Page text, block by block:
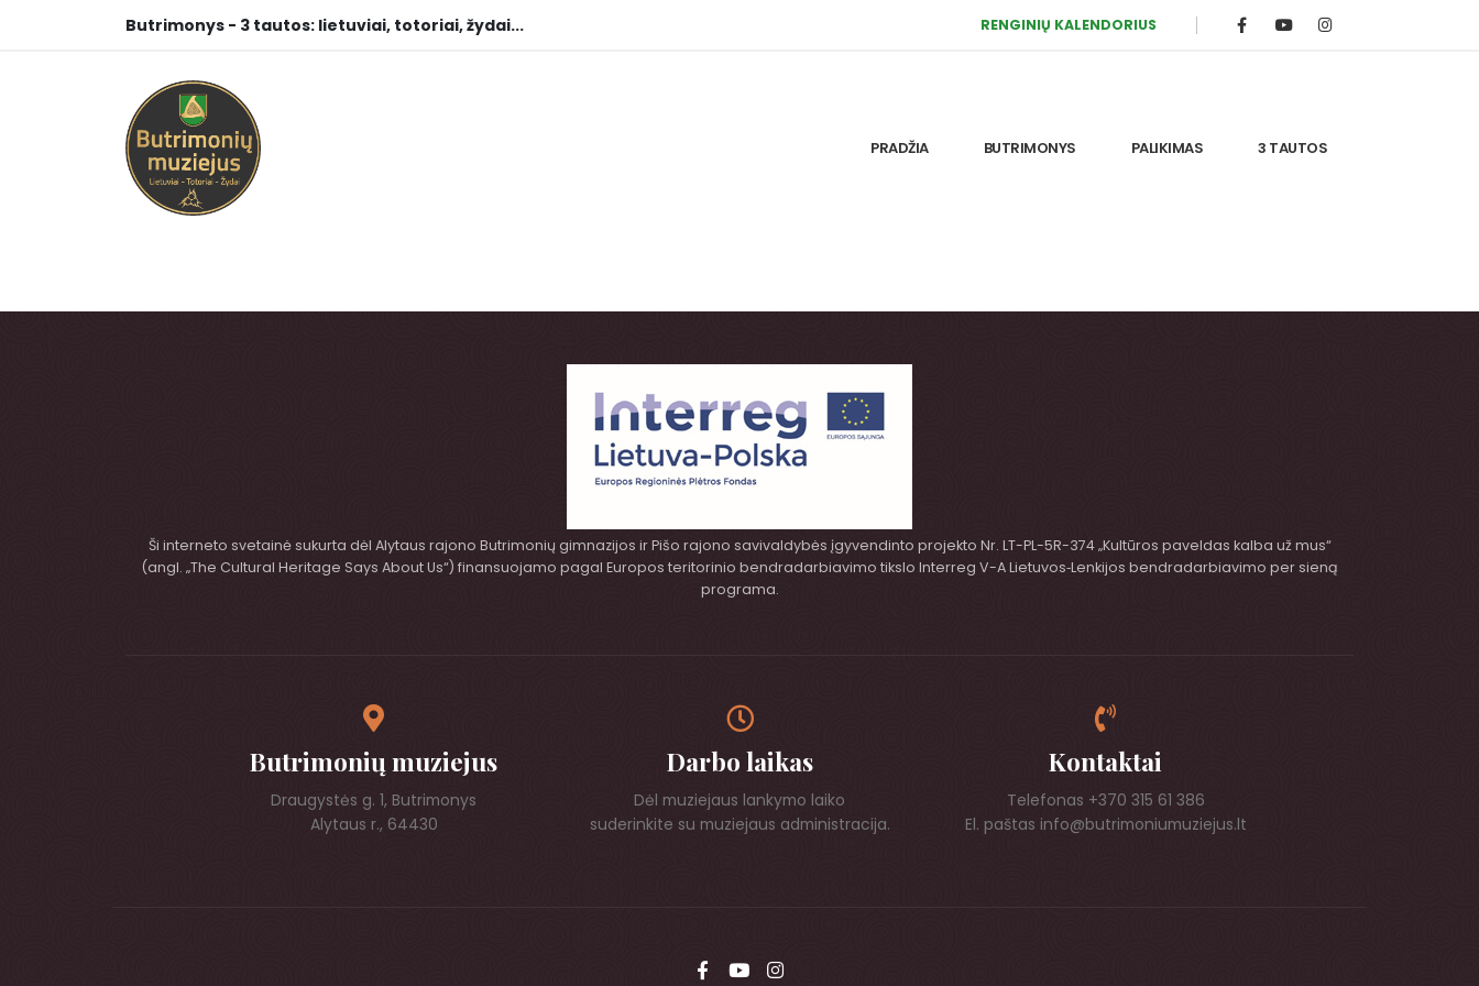
Butrimonys - 3 tautos: lietuviai, totoriai, žydai... RENGINIŲ KALENDORIUS
PRADŽIA BUTRIMONYS PALIKIMAS 3 TAUTOS
Ši interneto svetainė sukurta dėl Alytaus rajono Butrimonių gimnazijos ir Pišo rajono savivaldybės įgyvendinto projekto Nr. LT-PL-5R-374 „Kultūros paveldas kalba už mus“
(angl. „The Cultural Heritage Says About Us“) finansuojamo pagal Europos teritorinio bendradarbiavimo tikslo Interreg V-A Lietuvos‑Lenkijos bendradarbiavimo per sieną
programa.
Butrimonių muziejus
Draugystės g. 1, Butrimonys
Alytaus r., 64430
Darbo laikas
Dėl muziejaus lankymo laiko
suderinkite su muziejaus administracija.
Kontaktai
Telefonas +370 315 61 386
El. paštas info@butrimoniumuziejus.lt